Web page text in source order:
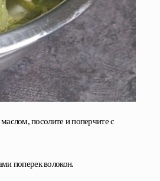
посолите и поперчите с
поперек волокон.